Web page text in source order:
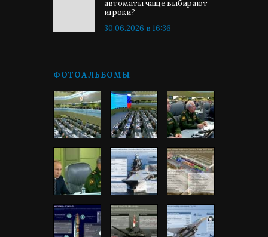
автоматы чаще выбирают
игроки?
30.06.2026 в 16:36
ФОТОАЛЬБОМЫ